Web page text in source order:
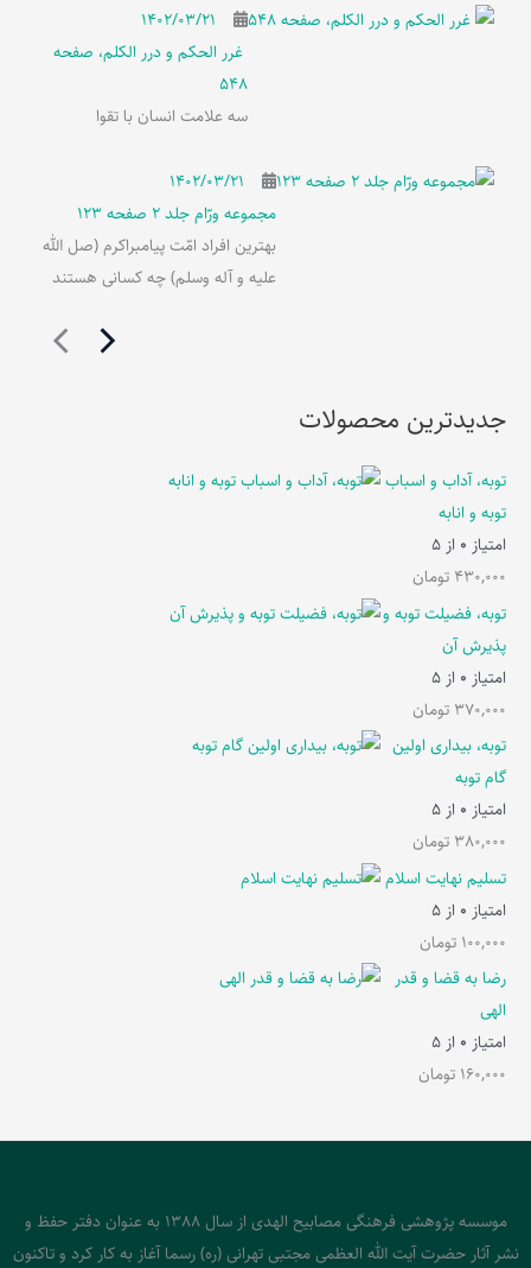
۱۴۰۲/۰۳/۲۱
غرر الحکم و درر الکلم، صفحه
548
سه علامت انسان با تقوا
۱۴۰۲/۰۳/۲۱
مجموعه ورّام جلد 2 صفحه 123
بهترین افراد امّت پیامبراکرم (صل الله
علیه و آله وسلم) چه کسانی هستند
جدیدترین محصولات
توبه، آداب و اسباب
توبه و انابه
امتیاز 0 از 5
430,000 تومان
توبه، فضیلت توبه و
پذیرش آن
امتیاز 0 از 5
370,000 تومان
توبه، بیداری اولین
گام توبه
امتیاز 0 از 5
380,000 تومان
تسلیم نهایت اسلام
امتیاز 0 از 5
100,000 تومان
رضا به قضا و قدر
الهی
امتیاز 0 از 5
160,000 تومان
موسسه پژوهشی فرهنگی مصابیح الهدی از سال 1388 به عنوان دفتر حفظ و
نشر آثار حضرت آیت الله العظمی مجتبی تهرانی (ره) رسما آغاز به کار کرد و تاکنون